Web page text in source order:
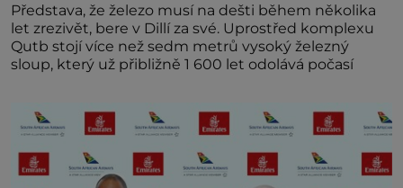
Představa, že železo musí na dešti během několika
let zrezivět, bere v Dillí za své. Uprostřed komplexu
Qutb stojí více než sedm metrů vysoký železný
sloup, který už přibližně 1 600 let odolává počasí